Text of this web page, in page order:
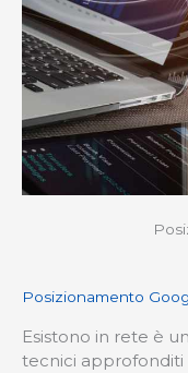
Posizionamento
Esistono in rete è
tecnici approfonditi